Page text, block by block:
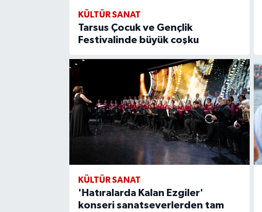
KÜLTÜR SANAT
Tarsus Çocuk ve Gençlik
Festivalinde büyük coşku
KÜLTÜR SANAT
'Hatıralarda Kalan Ezgiler'
konseri sanatseverlerden tam